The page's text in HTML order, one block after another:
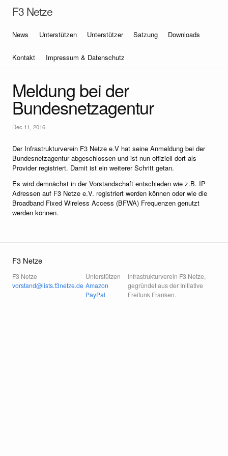
F3 Netze
News Unterstützen Unterstützer Satzung Downloads
Kontakt Impressum & Datenschutz
Meldung bei der
Bundesnetzagentur
Dec 11, 2016
Der Infrastrukturverein F3 Netze e.V hat seine Anmeldung bei der
Bundesnetzagentur abgeschlossen und ist nun offiziell dort als
Provider registriert. Damit ist ein weiterer Schritt getan.
Es wird demnächst in der Vorstandschaft entschieden wie z.B. IP
Adressen auf F3 Netze e.V. registriert werden können oder wie die
Broadband Fixed Wireless Access (BFWA) Frequenzen genutzt
werden können.
F3 Netze
F3 Netze
vorstand@lists.f3netze.de
Unterstützen
Amazon
PayPal
Infrastrukturverein F3 Netze,
gegründet aus der Initiative
Freifunk Franken.